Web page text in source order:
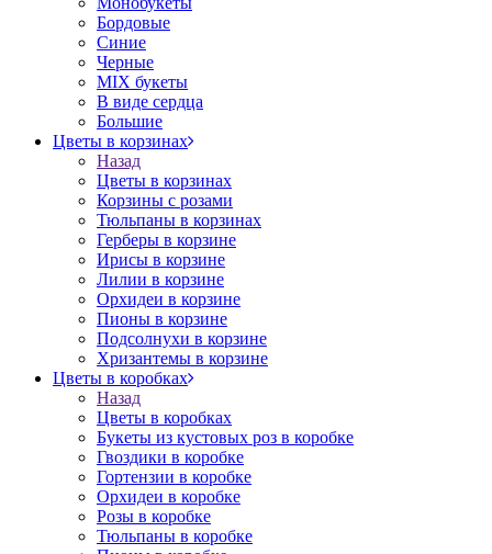
Бордовые
Синие
Черные
MIX букеты
В виде сердца
Большие
Цветы в корзинах
Назад
Цветы в корзинах
Корзины с розами
Тюльпаны в корзинах
Герберы в корзине
Ирисы в корзине
Лилии в корзине
Орхидеи в корзине
Пионы в корзине
Подсолнухи в корзине
Хризантемы в корзине
Цветы в коробках
Назад
Цветы в коробках
Букеты из кустовых роз в коробке
Гвоздики в коробке
Гортензии в коробке
Орхидеи в коробке
Розы в коробке
Тюльпаны в коробке